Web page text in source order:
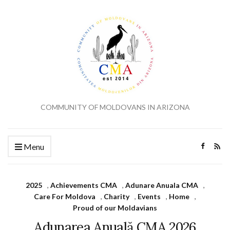
COMMUNITY OF MOLDOVANS IN ARIZONA
Menu
2025 , Achievements CMA , Adunare Anuala CMA
,
Care For Moldova
, Charity , Events , Home ,
Proud of our Moldavians